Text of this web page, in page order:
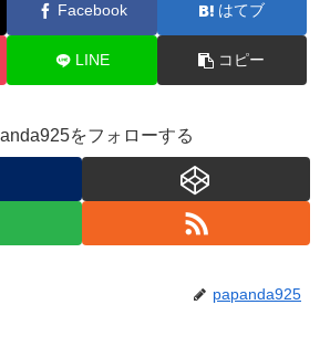
Facebook はてブ
LINE コピー
をフォローする
papanda925